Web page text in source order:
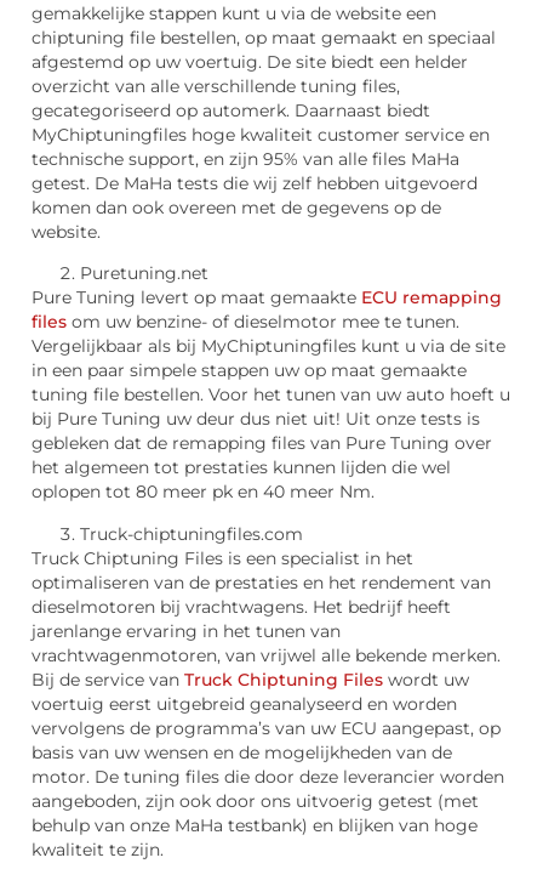
gemakkelijke stappen kunt u via de website een
chiptuning file bestellen, op maat gemaakt en speciaal
afgestemd op uw voertuig. De site biedt een helder
overzicht van alle verschillende tuning files,
gecategoriseerd op automerk. Daarnaast biedt
MyChiptuningfiles hoge kwaliteit customer service en
technische support, en zijn 95% van alle files MaHa
getest. De MaHa tests die wij zelf hebben uitgevoerd
komen dan ook overeen met de gegevens op de
website.
Puretuning.net
Pure Tuning levert op maat gemaakte ECU remapping
files om uw benzine- of dieselmotor mee te tunen.
Vergelijkbaar als bij MyChiptuningfiles kunt u via de site
in een paar simpele stappen uw op maat gemaakte
tuning file bestellen. Voor het tunen van uw auto hoeft u
bij Pure Tuning uw deur dus niet uit! Uit onze tests is
gebleken dat de remapping files van Pure Tuning over
het algemeen tot prestaties kunnen lijden die wel
oplopen tot 80 meer pk en 40 meer Nm.
Truck-chiptuningfiles.com
Truck Chiptuning Files is een specialist in het
optimaliseren van de prestaties en het rendement van
dieselmotoren bij vrachtwagens. Het bedrijf heeft
jarenlange ervaring in het tunen van
vrachtwagenmotoren, van vrijwel alle bekende merken.
Bij de service van Truck Chiptuning Files wordt uw
voertuig eerst uitgebreid geanalyseerd en worden
vervolgens de programma’s van uw ECU aangepast, op
basis van uw wensen en de mogelijkheden van de
motor. De tuning files die door deze leverancier worden
aangeboden, zijn ook door ons uitvoerig getest (met
behulp van onze MaHa testbank) en blijken van hoge
kwaliteit te zijn.